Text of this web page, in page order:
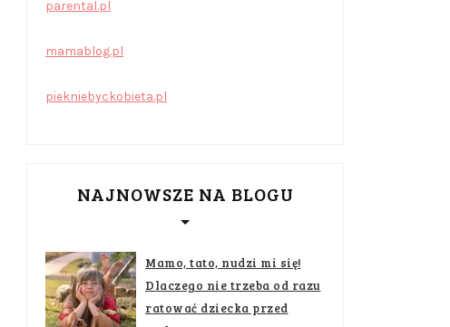
parental.pl
mamablog.pl
piekniebyckobieta.pl
NAJNOWSZE NA BLOGU
Mamo, tato, nudzi mi się!
Dlaczego nie trzeba od razu
ratować dziecka przed